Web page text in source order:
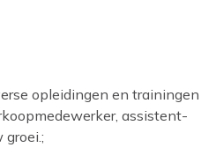
opleidingen en trainingen
assistent-